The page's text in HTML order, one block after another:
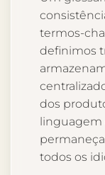
termos-
definimos
dos
linguagem
todos os